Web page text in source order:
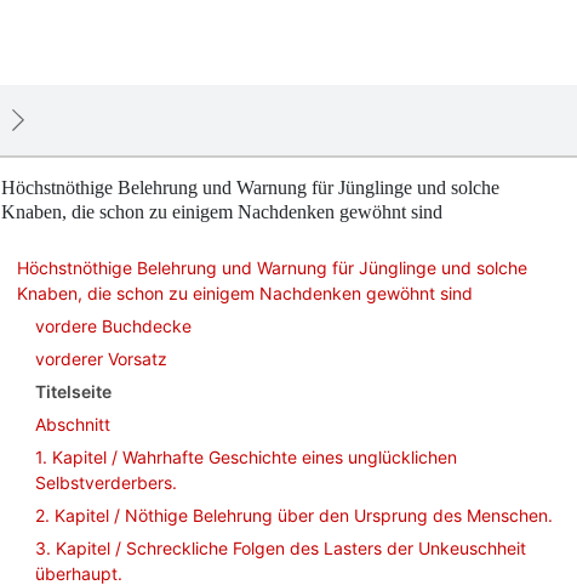
Höchstnöthige Belehrung und Warnung für Jünglinge und solche
Knaben, die schon zu einigem Nachdenken gewöhnt sind
Höchstnöthige Belehrung und Warnung für Jünglinge und solche
Knaben, die schon zu einigem Nachdenken gewöhnt sind
vordere Buchdecke
vorderer Vorsatz
Titelseite
Abschnitt
1. Kapitel / Wahrhafte Geschichte eines unglücklichen
Selbstverderbers.
2. Kapitel / Nöthige Belehrung über den Ursprung des Menschen.
3. Kapitel / Schreckliche Folgen des Lasters der Unkeuschheit
überhaupt.